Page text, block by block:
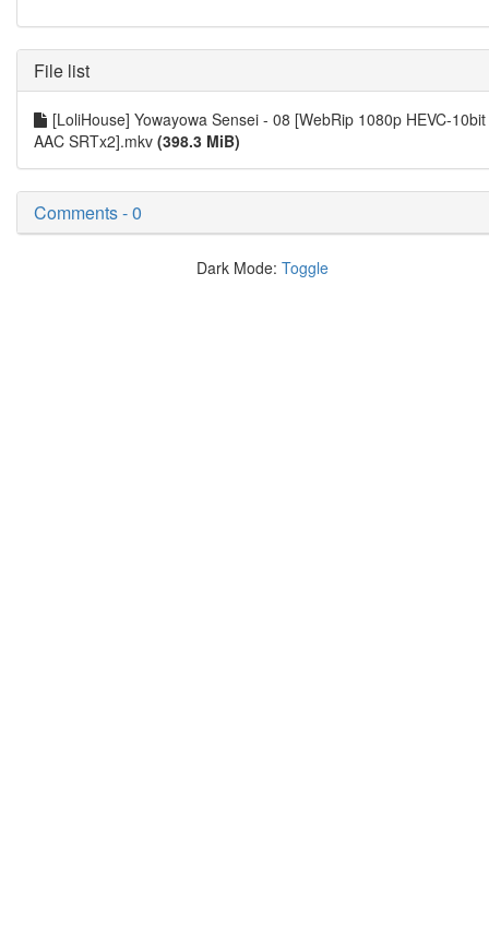
File list
[LoliHouse] Yowayowa Sensei - 08 [WebRip 1080p HEVC-10bit
AAC SRTx2].mkv (398.3 MiB)
Comments - 0
Dark Mode: Toggle